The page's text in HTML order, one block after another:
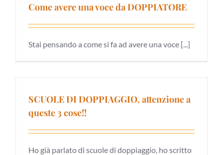
Come avere una voce da DOPPIATORE
Stai pensando a come si fa ad avere una voce [...]
SCUOLE DI DOPPIAGGIO, attenzione a
queste 3 cose!!
Ho già parlato di scuole di doppiaggio, ho scritto